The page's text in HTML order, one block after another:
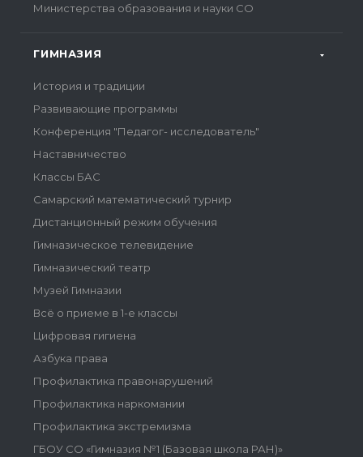
Министерства образования и науки СО
ГИМНАЗИЯ
История и традиции
Развивающие программы
Конференция "Педагог- исследователь"
Наставничество
Классы БАС
Самарский математический турнир
Дистанционный режим обучения
Гимназическое телевидение
Гимназический театр
Музей Гимназии
Всё о приеме в 1-е классы
Цифровая гигиена
Азбука права
Профилактика правонарушений
Профилактика наркомании
Профилактика экстремизма
ГБОУ СО «Гимназия №1 (Базовая школа РАН)»